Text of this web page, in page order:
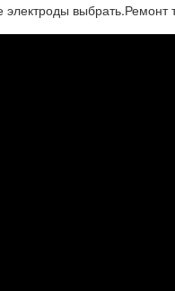
электроды выбрать.Ремонт